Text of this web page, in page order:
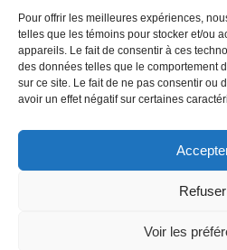
Pour offrir les meilleures expériences,
telles que les témoins pour stocker et/ou
appareils. Le fait de consentir à ces
des données telles que le comportement
sur ce site. Le fait de ne pas consentir ou
avoir un effet négatif sur certaines
Refuser
Voir les
Blogue